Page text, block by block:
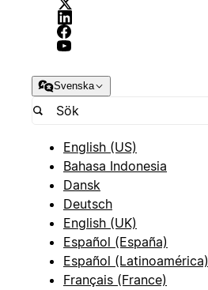
Svenska
English (US)
Bahasa Indonesia
Dansk
Deutsch
English (UK)
Español (España)
Español (Latinoamérica)
Français (France)